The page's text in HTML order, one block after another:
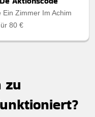
Ein Zimmer Im Achim
80 €
zu